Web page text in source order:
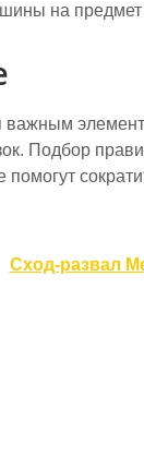
на
Подбор
помогут
Сход-развал